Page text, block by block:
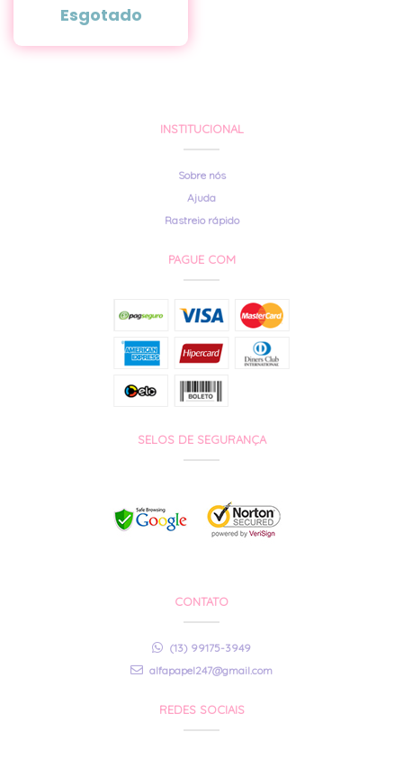
Esgotado
INSTITUCIONAL
Sobre nós
Ajuda
Rastreio rápido
PAGUE COM
SELOS DE SEGURANÇA
CONTATO
(13) 99175-3949
alfapapel247@gmail.com
REDES SOCIAIS